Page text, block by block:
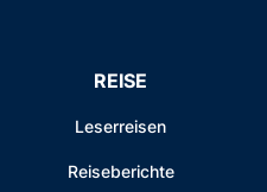
REISE
Leserreisen
Reiseberichte